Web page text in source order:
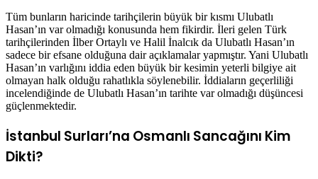
Tüm bunların haricinde tarihçilerin büyük bir kısmı Ulubatlı
Hasan’ın var olmadığı konusunda hem fikirdir. İleri gelen Türk
tarihçilerinden İlber Ortaylı ve Halil İnalcık da Ulubatlı Hasan’ın
sadece bir efsane olduğuna dair açıklamalar yapmıştır. Yani Ulubatlı
Hasan’ın varlığını iddia eden büyük bir kesimin yeterli bilgiye ait
olmayan halk olduğu rahatlıkla söylenebilir. İddiaların geçerliliği
incelendiğinde de Ulubatlı Hasan’ın tarihte var olmadığı düşüncesi
güçlenmektedir.
İstanbul Surları’na Osmanlı Sancağını Kim
Dikti?